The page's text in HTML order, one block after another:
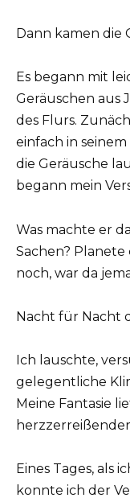
Dann kamen die
Es begann mit
Geräuschen aus
des Flurs.
einfach in
die Geräusche
begann mein
Was machte er
Sachen? Planete
noch, war da
Nacht für Nacht
Ich lauschte,
gelegentliche
Meine Fantasie
Eines Tages, als
konnte ich der